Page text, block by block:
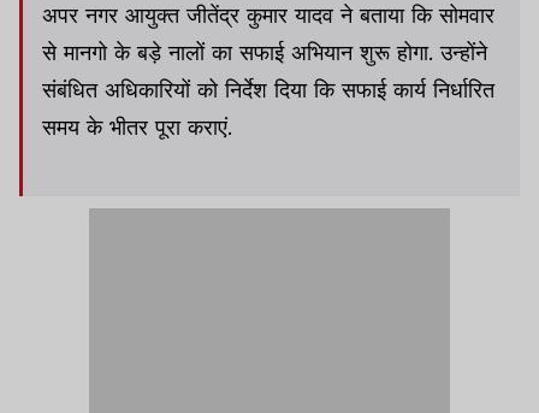
अपर नगर आयुक्त जीतेंद्र कुमार यादव ने बताया कि सोमवार
से मानगो के बड़े नालों का सफाई अभियान शुरू होगा. उन्होंने
संबंधित अधिकारियों को निर्देश दिया कि सफाई कार्य निर्धारित
समय के भीतर पूरा कराएं.